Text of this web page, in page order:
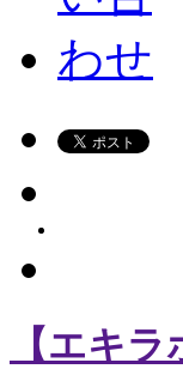
【エキ